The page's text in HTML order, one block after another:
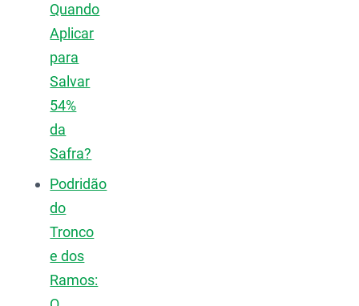
Quando
Aplicar
para
Salvar
54%
da
Safra?
Podridão
do
Tronco
e dos
Ramos: